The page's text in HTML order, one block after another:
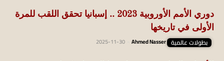
دوري الأمم الأوروبية 2023 .. إسبانيا تحقق اللقب للمرة
الأولى في تاريخها
بطولات عالمية Ahmed Nasser
2025-11-30